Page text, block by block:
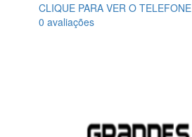
CLIQUE PARA VER O TELEFONE
0 avaliações